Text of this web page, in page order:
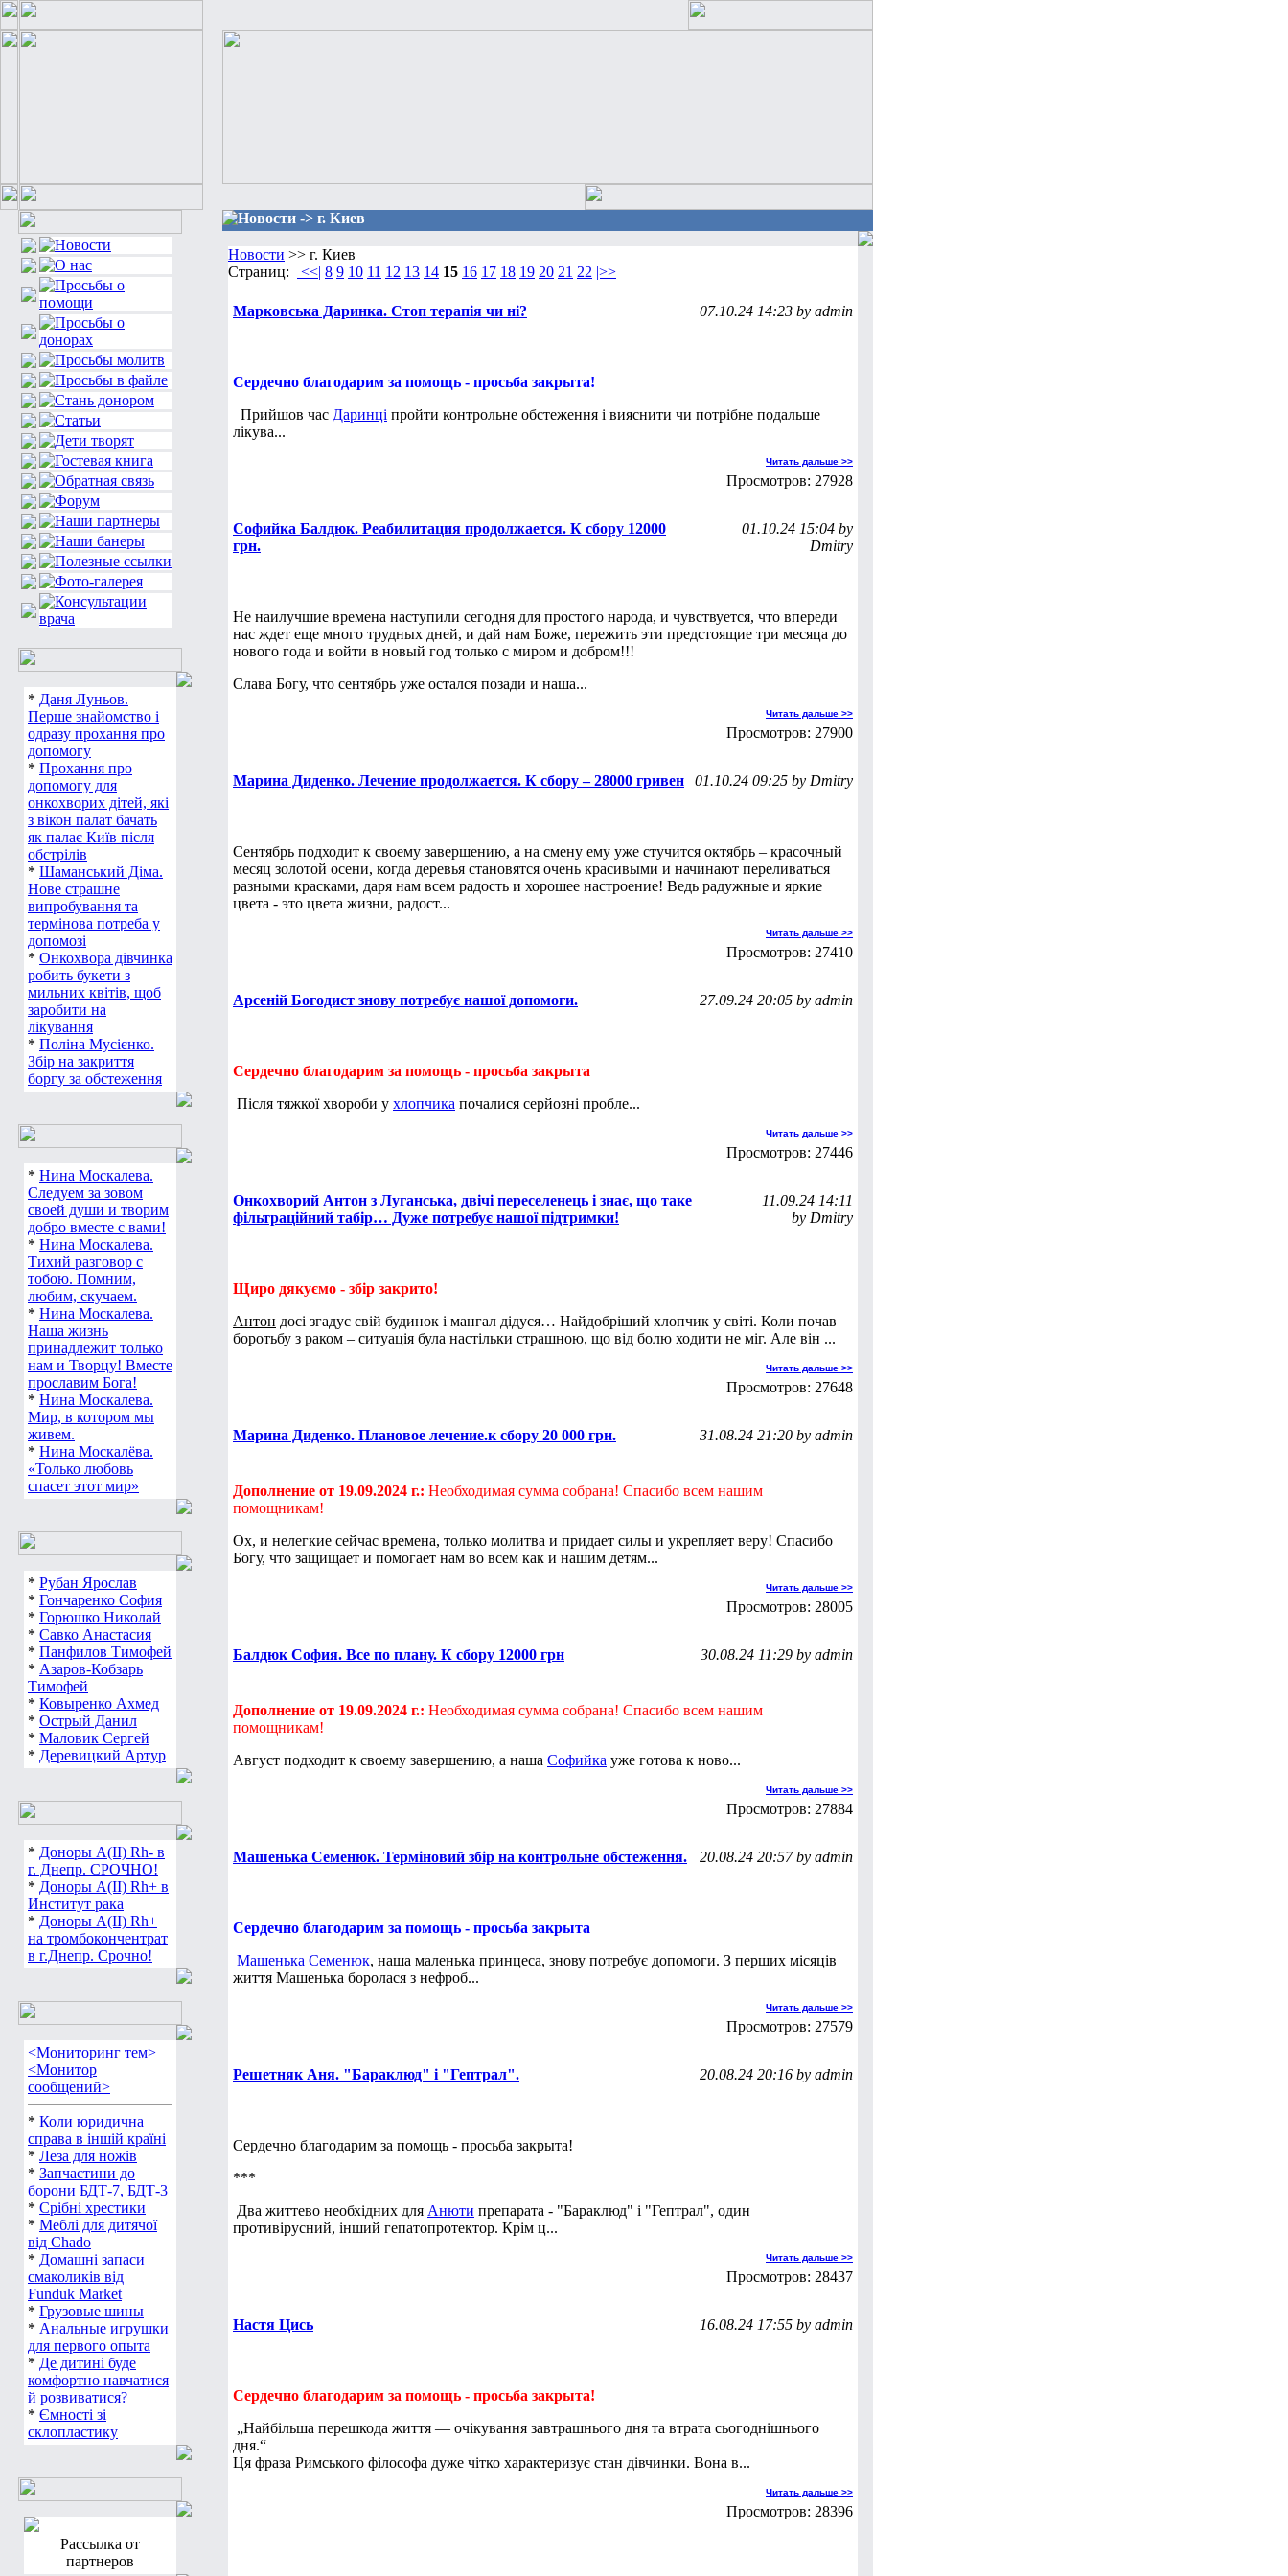
* Даня Луньов.
Перше знайомство і
одразу прохання про
допомогу
* Прохання про
допомогу для
онкохворих дітей, які
з вікон палат бачать
як палає Київ після
обстрілів
* Шаманський Діма.
Нове страшне
випробування та
термінова потреба у
допомозі
* Онкохвора дівчинка
робить букети з
мильних квітів, щоб
заробити на
лікування
* Поліна Мусієнко.
Збір на закриття
боргу за обстеження
* Нина Москалева.
Следуем за зовом
своей души и творим
добро вместе с вами!
* Нина Москалева.
Тихий разговор с
тобою. Помним,
любим, скучаем.
* Нина Москалева.
Наша жизнь
принадлежит только
нам и Творцу! Вместе
прославим Бога!
* Нина Москалева.
Мир, в котором мы
живем.
* Нина Москалёва.
«Только любовь
спасет этот мир»
* Рубан Ярослав
* Гончаренко София
* Горюшко Николай
* Савко Анастасия
* Панфилов Тимофей
* Азаров-Кобзарь
Тимофей
* Ковыренко Ахмед
* Острый Данил
* Маловик Сергей
* Деревицкий Артур
* Доноры А(ІІ) Rh- в
г. Днепр. СРОЧНО!
* Доноры А(ІІ) Rh+ в
Институт рака
* Доноры А(ІІ) Rh+
на тромбокончентрат
в г.Днепр. Срочно!
<Мониторинг тем>
<Монитор
сообщений>
* Коли юридична
справа в іншій країні
* Леза для ножів
* Запчастини до
борони БДТ-7, БДТ-3
* Срібні хрестики
* Меблі для дитячої
від Chado
* Домашні запаси
смаколиків від
Funduk Market
* Грузовые шины
* Анальные игрушки
для первого опыта
* Де дитині буде
комфортно навчатися
й розвиватися?
* Ємності зі
склопластику
Рассылка от
партнеров
Новости -> г. Киев
Новости >> г. Киев
Страниц:
<<| 8 9 10 11 12 13 14 15 16 17 18 19 20 21 22 |>>
Марковська Даринка. Стоп терапія чи ні? 07.10.24 14:23 by admin
Сердечно благодарим за помощь - просьба закрыта!
Прийшов час Даринці пройти контрольне обстеження і вияснити чи потрібне подальше
лікува...
Читать дальше >>
Просмотров: 27928
Софийка Балдюк. Реабилитация продолжается. К сбору 12000
грн.
01.10.24 15:04 by
Dmitry
Не наилучшие времена наступили сегодня для простого народа, и чувствуется, что впереди
нас ждет еще много трудных дней, и дай нам Боже, пережить эти предстоящие три месяца до
нового года и войти в новый год только с миром и добром!!!
Слава Богу, что сентябрь уже остался позади и наша...
Читать дальше >>
Просмотров: 27900
Марина Диденко. Лечение продолжается. К сбору – 28000 гривен 01.10.24 09:25 by Dmitry
Сентябрь подходит к своему завершению, а на смену ему уже стучится октябрь – красочный
месяц золотой осени, когда деревья становятся очень красивыми и начинают переливаться
разными красками, даря нам всем радость и хорошее настроение! Ведь радужные и яркие
цвета - это цвета жизни, радост...
Читать дальше >>
Просмотров: 27410
Арсеній Богодист знову потребує нашої допомоги. 27.09.24 20:05 by admin
Сердечно благодарим за помощь - просьба закрыта
Після тяжкої хвороби у хлопчика почалися серйозні пробле...
Читать дальше >>
Просмотров: 27446
Онкохворий Антон з Луганська, двічі переселенець і знає, що таке
фільтраційний табір… Дуже потребує нашої підтримки!
11.09.24 14:11
by Dmitry
Щиро дякуємо - збір закрито!
Антон досі згадує свій будинок і мангал дідуся… Найдобріший хлопчик у світі. Коли почав
боротьбу з раком – ситуація була настільки страшною, що від болю ходити не міг. Але він ...
Читать дальше >>
Просмотров: 27648
Марина Диденко. Плановое лечение.к сбору 20 000 грн. 31.08.24 21:20 by admin
Дополнение от 19.09.2024 г.: Необходимая сумма собрана! Спасибо всем нашим
помощникам!
Ох, и нелегкие сейчас времена, только молитва и придает силы и укрепляет веру! Спасибо
Богу, что защищает и помогает нам во всем как и нашим детям...
Читать дальше >>
Просмотров: 28005
Балдюк София. Все по плану. К сбору 12000 грн 30.08.24 11:29 by admin
Дополнение от 19.09.2024 г.: Необходимая сумма собрана! Спасибо всем нашим
помощникам!
Август подходит к своему завершению, а наша Софийка уже готова к ново...
Читать дальше >>
Просмотров: 27884
Машенька Семенюк. Терміновий збір на контрольне обстеження. 20.08.24 20:57 by admin
Сердечно благодарим за помощь - просьба закрыта
Машенька Семенюк, наша маленька принцеса, знову потребує допомоги. З перших місяців
життя Машенька боролася з нефроб...
Читать дальше >>
Просмотров: 27579
Решетняк Аня. "Бараклюд" і "Гептрал". 20.08.24 20:16 by admin
Сердечно благодарим за помощь - просьба закрыта!
***
Два життево необхідних для Анюти препарата - "Бараклюд" і "Гептрал", один
противірусний, інший гепатопротектор. Крім ц...
Читать дальше >>
Просмотров: 28437
Настя Цись 16.08.24 17:55 by admin
Сердечно благодарим за помощь - просьба закрыта!
„Найбільша перешкода життя — очікування завтрашнього дня та втрата сьогоднішнього
дня.“
Ця фраза Римського філософа дуже чітко характеризує стан дівчинки. Вона в...
Читать дальше >>
Просмотров: 28396